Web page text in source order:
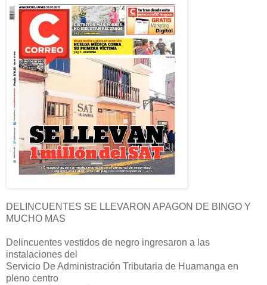
DELINCUENTES SE LLEVARON APAGON DE BINGO Y
MUCHO MAS
Delincuentes vestidos de negro ingresaron a las
instalaciones del
Servicio De Administración Tributaria de Huamanga en
pleno centro